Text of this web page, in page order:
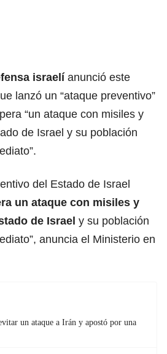
israelí anunció este
lanzó un “ataque preventivo”
“un ataque con misiles y
de Israel y su población
del Estado de Israel
un ataque con misiles y
de Israel y su población
anuncia el Ministerio en
un ataque a Irán y apostó por una